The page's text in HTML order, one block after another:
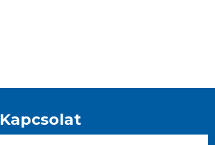
Kapcsolat